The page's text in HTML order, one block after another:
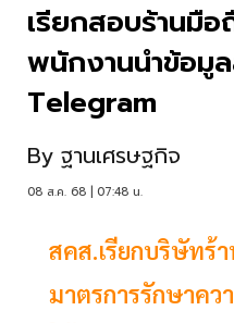
เรียกสอบร้านมื
พนักงานนำข้อมู
Telegram
By ฐานเศรษฐกิจ
08 ส.ค. 68 | 07:48 น.
สคส.เรียกบริษัทร้
มาตรการรักษาค